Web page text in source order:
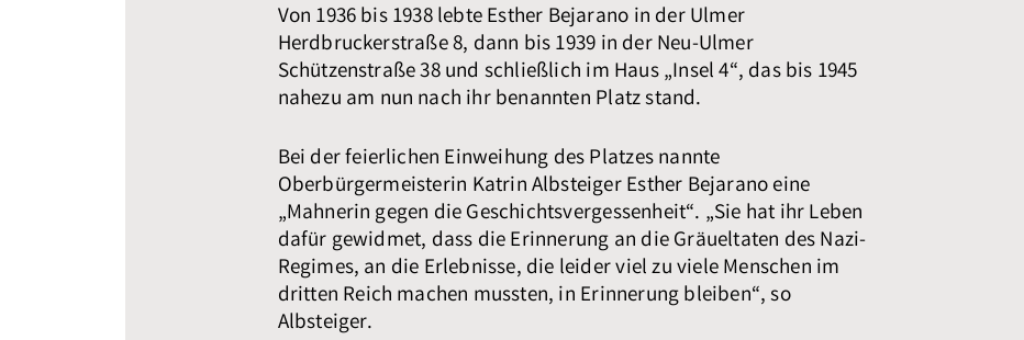
Von 1936 bis 1938 lebte Esther Bejarano in der Ulmer
Herdbruckerstraße 8, dann bis 1939 in der Neu-Ulmer
Schützenstraße 38 und schließlich im Haus „Insel 4“, das bis 1945
nahezu am nun nach ihr benannten Platz stand.
Bei der feierlichen Einweihung des Platzes nannte
Oberbürgermeisterin Katrin AlbsteigerEsther Bejarano eine
„Mahnerin gegen die Geschichtsvergessenheit“. „Sie hat ihr Leben
dafür gewidmet, dass die Erinnerung an die Gräueltaten des Nazi-
Regimes, an die Erlebnisse, die leider viel zu viele Menschen im
dritten Reich machen mussten, in Erinnerung bleiben“, so
Albsteiger.